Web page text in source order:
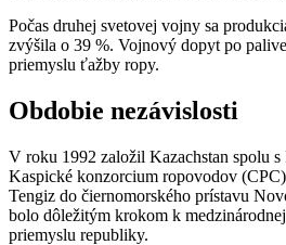
Počas druhej svetovej vojny sa
zvýšila o 39 %. Vojnový dopyt po
priemyslu ťažby ropy.
Obdobie nezávislosti
V roku 1992 založil Kazachstan spolu s
Kaspické konzorcium ropovodov
Tengiz do čiernomorského prístavu
bolo dôležitým krokom k
priemyslu republiky.